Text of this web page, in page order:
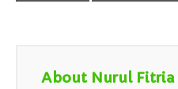
About Nurul Fitria